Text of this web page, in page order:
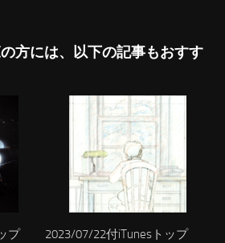
方には、以下の記事もおすす
プ
2023/07/22付iTunesトップ